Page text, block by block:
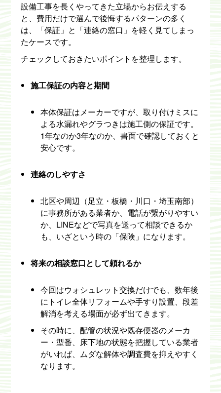
設備工事を長くやってきた立場からお伝えする
と、費用だけで選んで後悔するパターンの多く
は、「保証」と「連絡の窓口」を軽く見てしまっ
たケースです。
チェックしておきたいポイントを整理します。
施工保証の内容と期間
本体保証はメーカーですが、取り付けミスに
よる水漏れやグラつきは施工側の保証です。
1年なのか3年なのか、書面で確認しておくと
安心です。
連絡のしやすさ
北区や周辺（足立・板橋・川口・埼玉南部）
に事務所がある業者か、電話が繋がりやすい
か、LINEなどで写真を送って相談できるか
も、いざという時の「保険」になります。
将来の相談窓口として頼れるか
今回はウォシュレット交換だけでも、数年後
にトイレ全体リフォームや手すり設置、段差
解消を考える場面が必ず出てきます。
その時に、配管の状況や既存便器のメーカ
ー・型番、床下地の状態を把握している業者
がいれば、ムダな解体や調査費を抑えやすく
なります。